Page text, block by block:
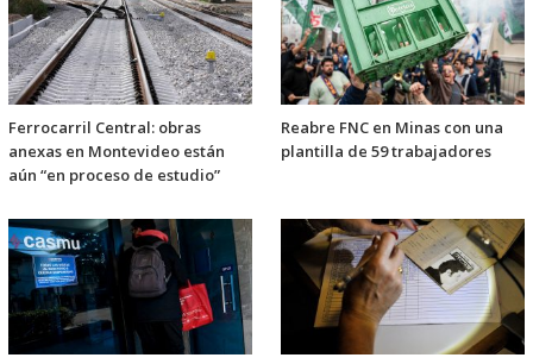
Ferrocarril Central: obras
anexas en Montevideo están
aún “en proceso de estudio”
Reabre FNC en Minas con una
plantilla de 59 trabajadores